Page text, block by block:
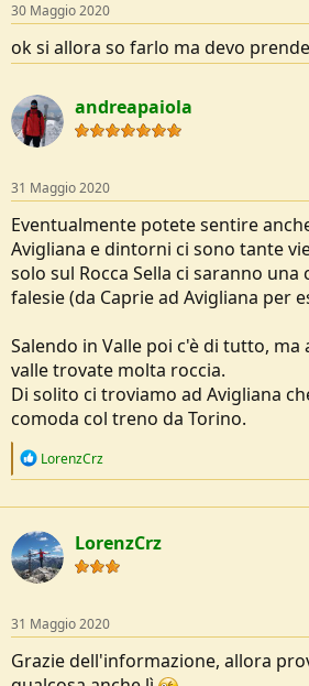
30 Maggio 2020
ok si allora so farlo ma devo
andreapaiola
31 Maggio 2020
Eventualmente potete sentire
Avigliana e dintorni ci sono tante
solo sul Rocca Sella ci saranno
falesie (da Caprie ad Avigliana per
Salendo in Valle poi c'è di tutto, ma
valle trovate molta roccia.
Di solito ci troviamo ad Avigliana
comoda col treno da Torino.
R
c
t
i
o
n
:
LorenzCrz
LorenzCrz
31 Maggio 2020
Grazie dell'informazione, allora